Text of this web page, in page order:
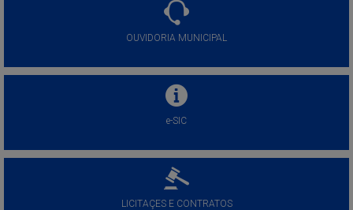
OUVIDORIA MUNICIPAL
e-SIC
LICITAÇES E CONTRATOS